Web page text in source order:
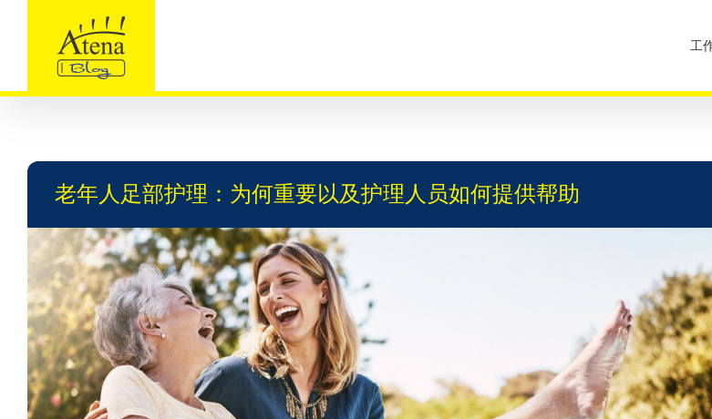
工
老年人足部护理：为何重要以及护理人员如何提供帮助